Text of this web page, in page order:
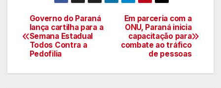
Navegação
de
Em parceria com a
ONU, Paraná inicia
capacitação para
combate ao tráfico
de pessoas
Governo do Paraná
lança cartilha para a
Semana Estadual
Todos Contra a
Pedofilia